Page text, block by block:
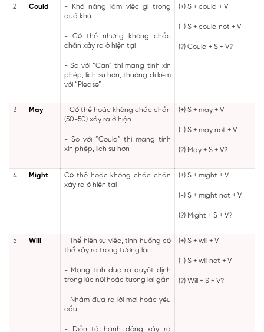
2 Could
- Khả năng làm việc gì trong
quá khứ
- Có thể nhưng không chắc
chắn xảy ra ở hiện tại
- So với “Can” thì mang tính xin
phép, lịch sự hơn, thường đi kèm
với “Please”
(+) S + could + V
(-) S + could not + V
(?) Could + S + V?
3 May
- Có thể hoặc không chắc chắn
(50-50) xảy ra ở hiện
- So với “Could” thì mang tính
xin phép, lịch sự hơn
(+) S + may + V
(-) S + may not + V
(?) May + S + V?
4 Might
Có thể hoặc không chắc chắn
xảy ra ở hiện tại
(+) S + might + V
(-) S + might not + V
(?) Might + S + V?
5 Will
- Thể hiện sự việc, tình huống có
thể xảy ra trong tương lai
- Mang tính đưa ra quyết định
trong lúc nói hoặc tương lai gần
- Nhằm đưa ra lời mời hoặc yêu
cầu
- Diễn tả hành động xảy ra
(+) S + will + V
(-) S + will not + V
(?) Will + S + V?